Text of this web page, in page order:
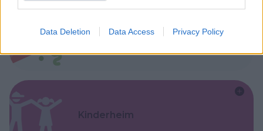
Data Deletion Data Access Privacy Policy
Feste
Kinderheim